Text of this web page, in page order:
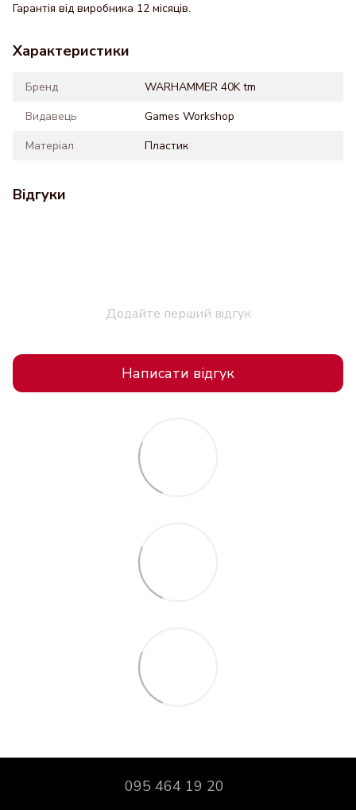
Гарантія від виробника 12 місяців.
Характеристики
Бренд
WARHAMMER 40K tm
Видавець
Games Workshop
Матеріал
Пластик
Відгуки
Додайте перший відгук
Написати відгук
095 464 19 20